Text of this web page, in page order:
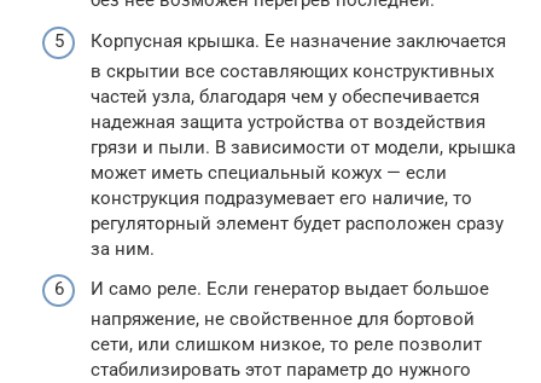
Корпусная крышка. Ее назначение заключается
в скрытии все составляющих конструктивных
частей узла, благодаря чем у обеспечивается
надежная защита устройства от воздействия
грязи и пыли. В зависимости от модели, крышка
может иметь специальный кожух — если
конструкция подразумевает его наличие, то
регуляторный элемент будет расположен сразу
за ним.
И само реле. Если генератор выдает большое
напряжение, не свойственное для бортовой
сети, или слишком низкое, то реле позволит
стабилизировать этот параметр до нужного